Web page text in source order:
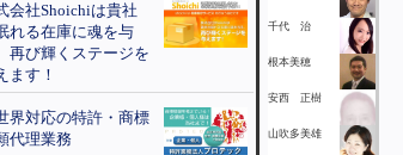
会社Shoichiは貴社
れる在庫に魂を与
再び輝くステージを
ます！
界対応の特許・商標
代理業務
千代 治
根本美穂
安西 正樹
山吹多美雄